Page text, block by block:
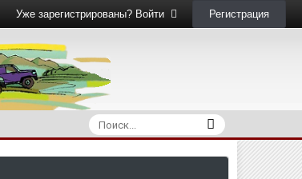
Уже зарегистрированы? Войти Регистрация